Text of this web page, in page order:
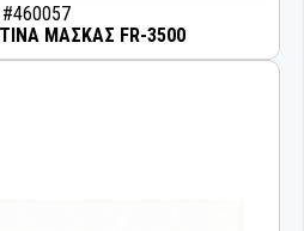
#460057
ΜΑΣΚΑΣ FR-3500